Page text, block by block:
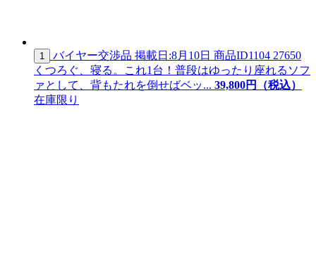
1 バイヤー交渉品 掲載日:8月10日 商品ID1104 27650
くつろぐ、寝る。これ1台！普段はゆったり座れるソフ
ァとして、背もたれを倒せばベッ... 39,800円（税込）
在庫限り